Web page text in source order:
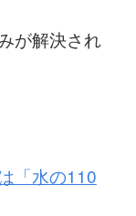
が解決され
「水の110